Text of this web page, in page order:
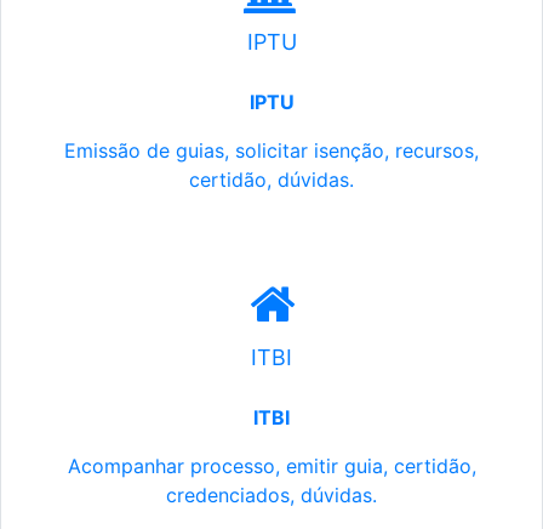
IPTU
IPTU
Emissão de guias, solicitar isenção, recursos,
certidão, dúvidas.
ITBI
ITBI
Acompanhar processo, emitir guia, certidão,
credenciados, dúvidas.